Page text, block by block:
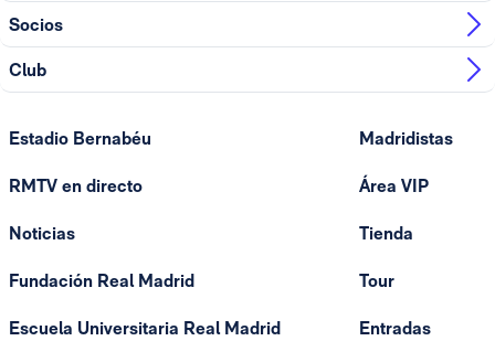
Socios
Club
Estadio Bernabéu
RMTV en directo
Noticias
Fundación Real Madrid
Escuela Universitaria Real Madrid
Madridistas
Área VIP
Tienda
Tour
Entradas